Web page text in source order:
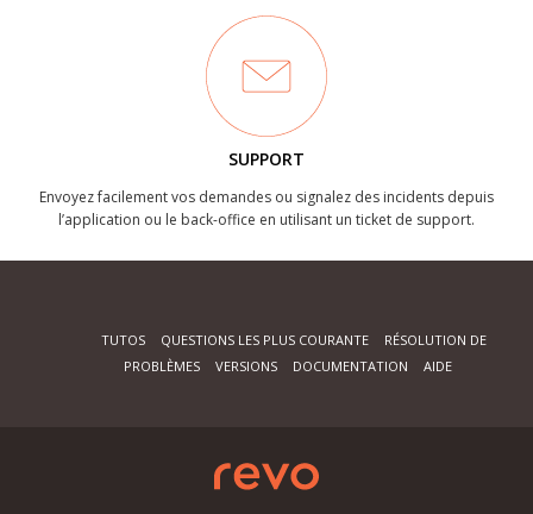
SUPPORT
Envoyez facilement vos demandes ou signalez des incidents depuis
l’application ou le back-office en utilisant un ticket de support.
TUTOS QUESTIONS LES PLUS COURANTE
RÉSOLUTION DE
PROBLÈMES
VERSIONS DOCUMENTATION AIDE